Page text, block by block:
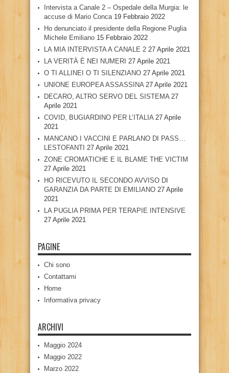
Intervista a Canale 2 – Ospedale della Murgia: le
accuse di Mario Conca 19 Febbraio 2022
Ho denunciato il presidente della Regione Puglia
Michele Emiliano 15 Febbraio 2022
LA MIA INTERVISTA A CANALE 2 27 Aprile 2021
LA VERITÀ È NEI NUMERI 27 Aprile 2021
O TI ALLINEI O TI SILENZIANO 27 Aprile 2021
UNIONE EUROPEA ASSASSINA 27 Aprile 2021
DECARO, ALTRO SERVO DEL SISTEMA 27
Aprile 2021
COVID, BUGIARDINO PER L’ITALIA 27 Aprile
2021
MANCANO I VACCINI E PARLANO DI PASS…
LESTOFANTI 27 Aprile 2021
ZONE CROMATICHE E IL BLAME THE VICTIM
27 Aprile 2021
HO RICEVUTO IL SECONDO AVVISO DI
GARANZIA DA PARTE DI EMILIANO 27 Aprile
2021
LA PUGLIA PRIMA PER TERAPIE INTENSIVE
27 Aprile 2021
PAGINE
Chi sono
Contattami
Home
Informativa privacy
ARCHIVI
Maggio 2024
Maggio 2022
Marzo 2022